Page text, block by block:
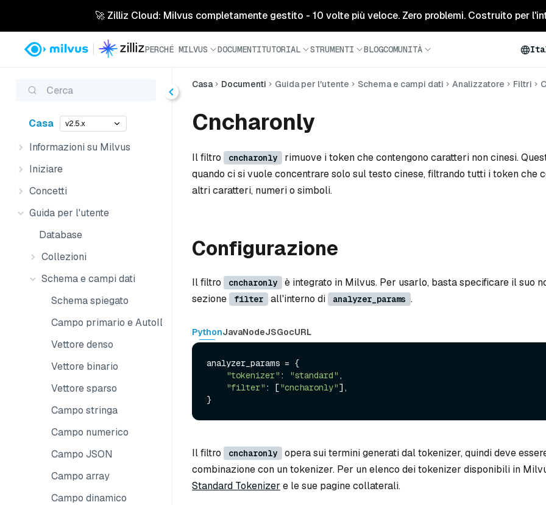
🚀 Zilliz Cloud: Milvus completamente gestito - 10 volte più veloce. Zero problemi. Costruito per
PERCHÉ MILVUS DOCUMENTITUTORIAL STRUMENTI BLOGCOMUNITÀ
Cerca
Casa v2.5.x
Informazioni su Milvus
Iniziare
Concetti
Guida per l'utente
Database
Collezioni
Schema e campi dati
Schema spiegato
Campo primario e AutoID
Vettore denso
Vettore binario
Vettore sparso
Campo stringa
Campo numerico
Campo JSON
Campo array
Campo dinamico
Casa Documenti Guida per l'utente Schema e campi dati Analizzatore Filtri
Cncharonly
Il filtro cncharonly
rimuove i token che contengono caratteri non cinesi.
quando ci si vuole concentrare solo sul testo cinese, filtrando tutti i token che
altri caratteri, numeri o simboli.
Configurazione
Il filtro cncharonly
è integrato in Milvus. Per usarlo, basta specificare il suo
sezione
filter all'interno di analyzer_params .
PythonJavaNodeJSGocURL
analyzer_params = {
"tokenizer" : "standard" ,
"filter" : ["cncharonly"],
Il filtro cncharonly
opera sui termini generati dal tokenizer, quindi deve
combinazione con un tokenizer. Per un elenco dei tokenizer disponibili in
Standard Tokenizer e le sue pagine collaterali.